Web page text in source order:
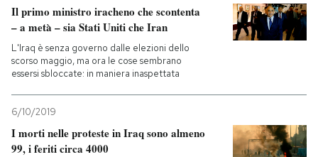
Il primo ministro iracheno che scontenta
– a metà – sia Stati Uniti che Iran
L'Iraq è senza governo dalle elezioni dello
scorso maggio, ma ora le cose sembrano
essersi sbloccate: in maniera inaspettata
6/10/2019
I morti nelle proteste in Iraq sono almeno
99, i feriti circa 4000